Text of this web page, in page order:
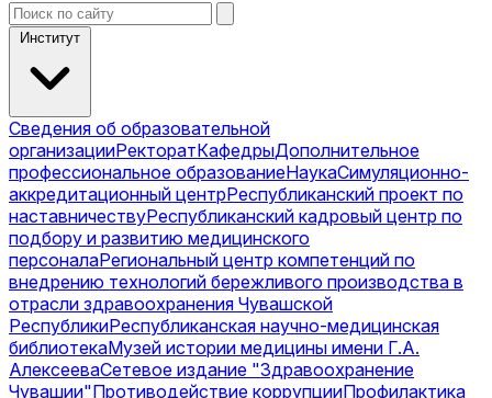
Институт
Сведения об образовательной
организацииРекторатКафедрыДополнительное
профессиональное образованиеНаукаСимуляционно-
аккредитационный центрРеспубликанский проект по
наставничествуРеспубликанский кадровый центр по
подбору и развитию медицинского
персоналаРегиональный центр компетенций по
внедрению технологий бережливого производства в
отрасли здравоохранения Чувашской
РеспубликиРеспубликанская научно-медицинская
библиотекаМузей истории медицины имени Г.А.
АлексееваСетевое издание "Здравоохранение
Чувашии"Противодействие коррупцииПрофилактика